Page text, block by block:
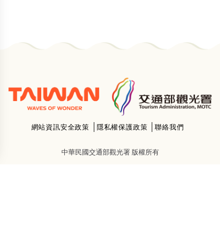
網站資訊安全政策 隱私權保護政策 聯絡我們
中華民國交通部觀光署 版權所有